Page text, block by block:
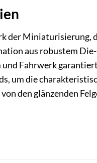
der Miniaturisierung,
aus robustem
Fahrwerk
um die
den glänzenden